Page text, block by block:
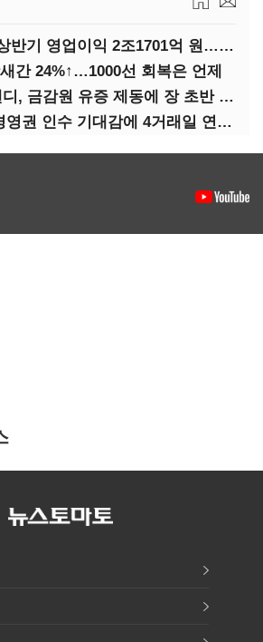
한국투자증권, 상반기 영업이익 2조1701억 원… 전년비 89.1%↑
간 24%↑…1000선 회복은 언제
(특징주)SK디앤디, 금감원 유증 제동에 장 초반 상한가
(특징주)본느, 경영권 인수 기대감에 4거래일 연속 상한가